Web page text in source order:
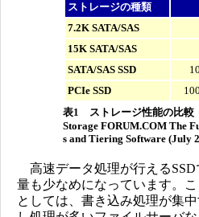
ストレージの種類
7.2K SATA/SAS
15K SATA/SAS
SATA/SAS SSD
PCIe SSD
表1 ストレージ性能の比較
Storage FORUM.COM The
s and Tiering Software (July
高速データ処理が行える
量も少なめになっています。
としては、書き込み処理が集